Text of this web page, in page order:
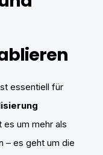
essentiell für
es um mehr als
– es geht um die